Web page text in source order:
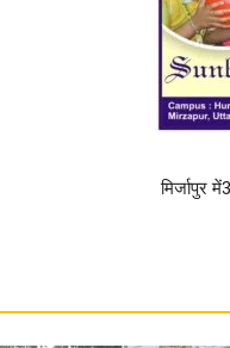
मिर्जापुर